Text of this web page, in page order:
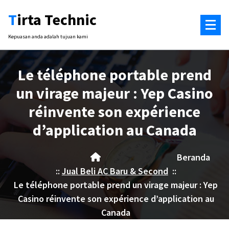
Tirta Technic
Kepuasan anda adalah tujuan kami
Le téléphone portable prend
un virage majeur : Yep Casino
réinvente son expérience
d’application au Canada
Beranda
:: Jual Beli AC Baru & Second::
Le téléphone portable prend un virage majeur : Yep
Casino réinvente son expérience d’application au
Canada